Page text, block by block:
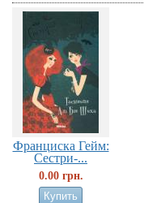
Франциска Гейм:
Сестри-...
0.00 грн.